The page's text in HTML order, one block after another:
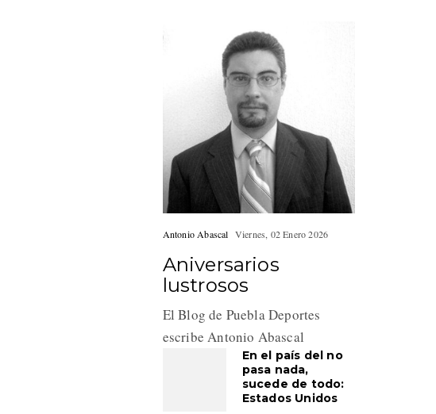
Antonio Abascal Viernes, 02 Enero 2026
Aniversarios
lustrosos
El Blog de Puebla Deportes
escribe Antonio Abascal
En el país del no
pasa nada,
sucede de todo:
Estados Unidos